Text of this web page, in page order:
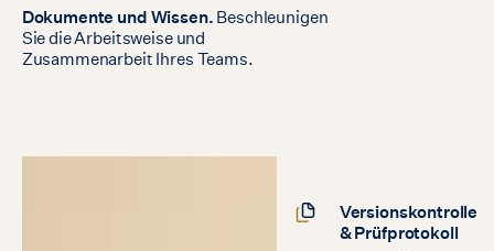
Dokumente und Wissen. Beschleunigen
SiedieArbeitsweise und
Zusammenarbeit Ihres Teams.
Versionskontrolle
& Prüfprotokoll